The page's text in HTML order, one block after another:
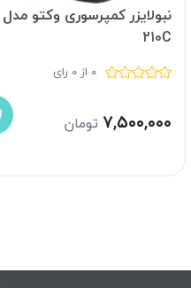
210C
0 از 0 رای
۷,۵۰۰,۰۰۰ تومان